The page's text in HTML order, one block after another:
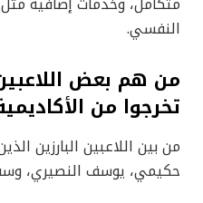
النفسي.
من هم بعض اللاعبين
تخرجوا من
من بين اللاعبين البارزين
حكيمي، يوسف النصيري،